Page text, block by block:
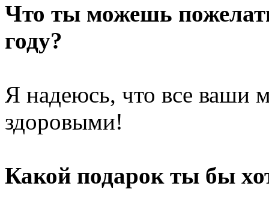
Что ты можешь
году?
Я надеюсь, что все ваши
здоровыми!
Какой подарок ты бы